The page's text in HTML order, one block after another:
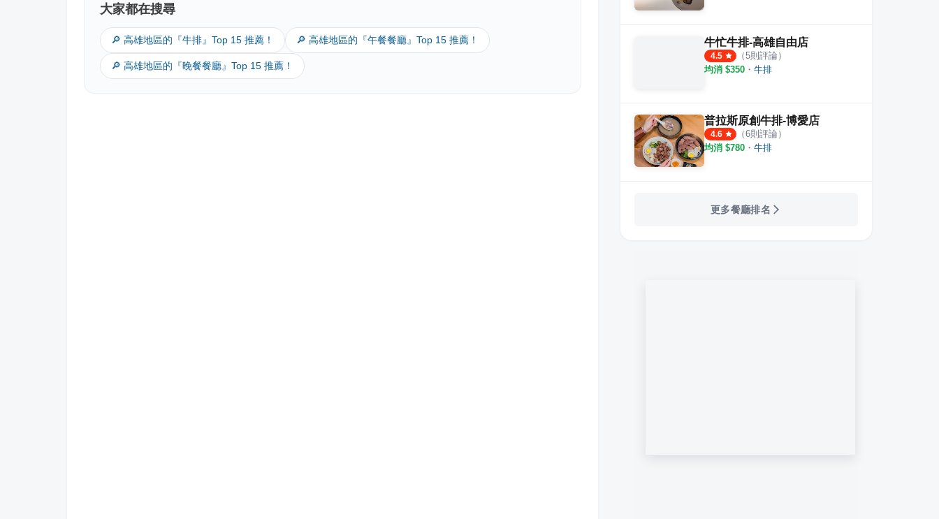
大家都在搜尋
🔎 高雄地區的『牛排』Top 15 推薦！ 🔎 高雄地區的『午餐餐廳』Top 15 推薦！
🔎 高雄地區的『晚餐餐廳』Top 15 推薦！
牛忙牛排-高雄自由店
4.5 （5則評論）
均消 $350 ・ 牛排
普拉斯原創牛排-博愛店
4.6 （6則評論）
均消 $780 ・ 牛排
更多餐廳排名